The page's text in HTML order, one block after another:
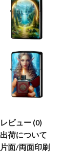
レビュー (0)
出荷について
片面/両面印刷